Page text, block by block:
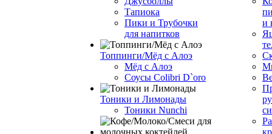
Тапиока
Пики и Трубочки
для напитков
Топпинги/Мёд с Алоэ
Мёд с Алоэ
Соусы Colibri D`oro
Тоники и Лимонады
Тоники Nunchi
и